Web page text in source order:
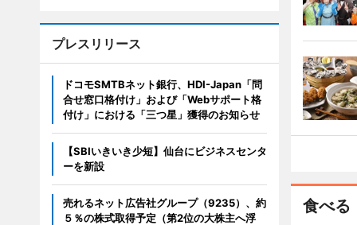
食べる
プレスリリース
ドコモSMTBネット銀行、HDI-Japan「問
合せ窓口格付け」および「Webサポート格
付け」における「三つ星」獲得のお知らせ
【SBIいきいき少短】仙台にビジネスセンタ
ーを新設
売れるネット広告社グループ（9235）、約
５％の株式取得予定（第2位の大株主へ浮